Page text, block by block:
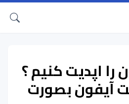
را اپدیت کنیم ؟
آیفون بصورت